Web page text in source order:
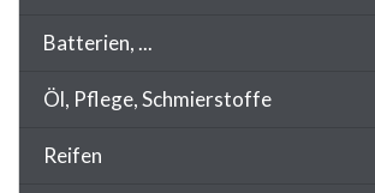
Batterien, ...
Öl, Pflege, Schmierstoffe
Reifen